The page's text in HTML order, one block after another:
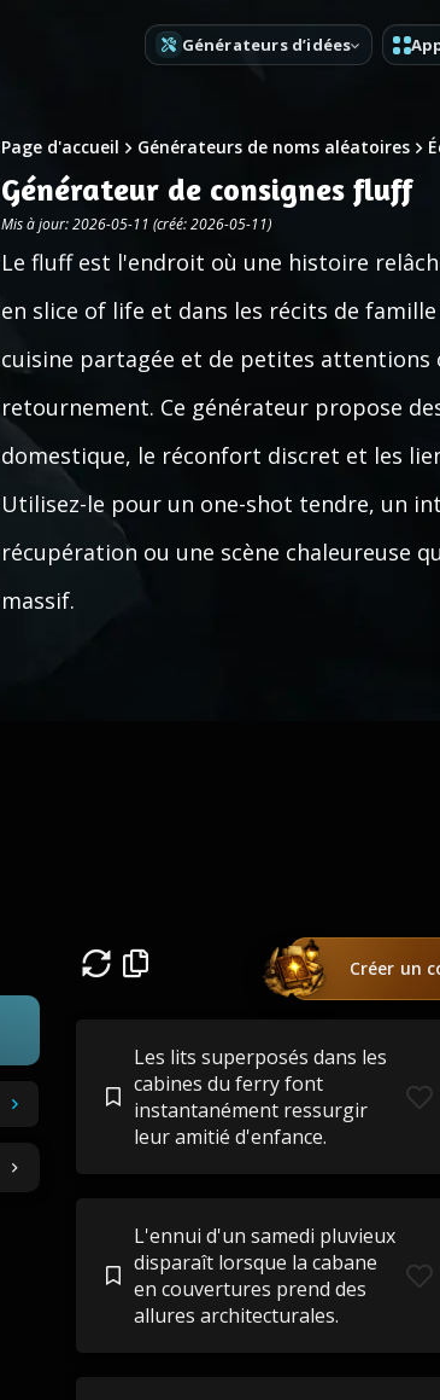
Générateurs d’idées
Page d'accueil Générateurs de noms aléatoires
Générateur de consignes fluff
Mis à jour: 2026-05-11 (créé: 2026-05-11)
Le fluff est l'endroit où une histoire
en slice of life et dans les récits de
cuisine partagée et de petites
retournement. Ce générateur propose
domestique, le réconfort discret et les
Utilisez-le pour un one-shot tendre, un
récupération ou une scène chaleureuse
massif.
Créer un
Les lits superposés dans les
cabines du ferry font
instantanément ressurgir
leur amitié d'enfance.
L'ennui d'un samedi pluvieux
disparaît lorsque la cabane
en couvertures prend des
allures architecturales.